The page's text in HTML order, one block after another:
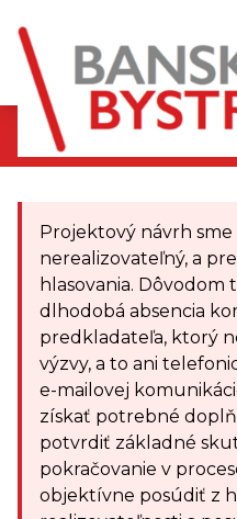
Participatívny rozpočet
Projektové návrhy 2025/
Projektový návrh
nerealizovateľný, a
hlasovania.
dlhodobá absencia
predkladateľa, ktorý
výzvy, a to ani
e-mailovej
získať potrebné
potvrdiť základné
pokračovanie v
objektívne posúdiť z